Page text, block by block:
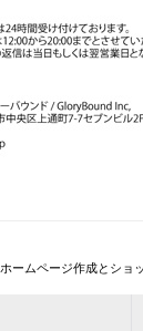
ホームページ作成とショ